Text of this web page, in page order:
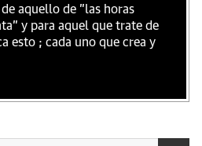
aquello de "las horas
y para aquel que trate de
esto ; cada uno que crea y